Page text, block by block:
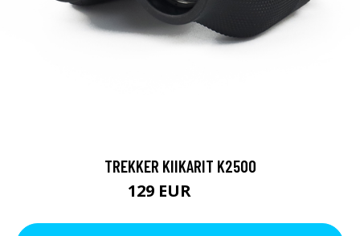
TREKKER KIIKARIT K2500
129 EUR